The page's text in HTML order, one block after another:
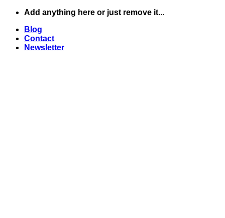
Skip
content
Add anything here or just remove it...
Blog
Contact
Newsletter